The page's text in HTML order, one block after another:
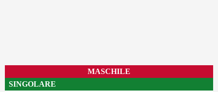
MASCHILE
SINGOLARE